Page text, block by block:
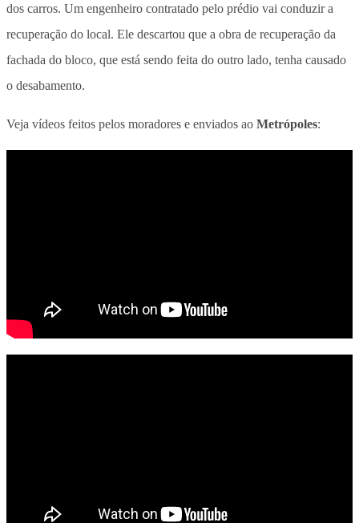
dos carros. Um engenheiro contratado pelo prédio vai conduzir a
recuperação do local. Ele descartou que a obra de recuperação da
fachada do bloco, que está sendo feita do outro lado, tenha causado
o desabamento.
Veja vídeos feitos pelos moradores e enviados ao Metrópoles: